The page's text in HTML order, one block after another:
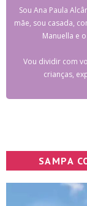
Sou Ana Paula
mãe, sou casada,
Manuella e
Vou dividir com
crianças,
SAMPA